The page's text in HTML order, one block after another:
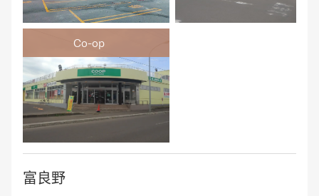
Co-op
富良野